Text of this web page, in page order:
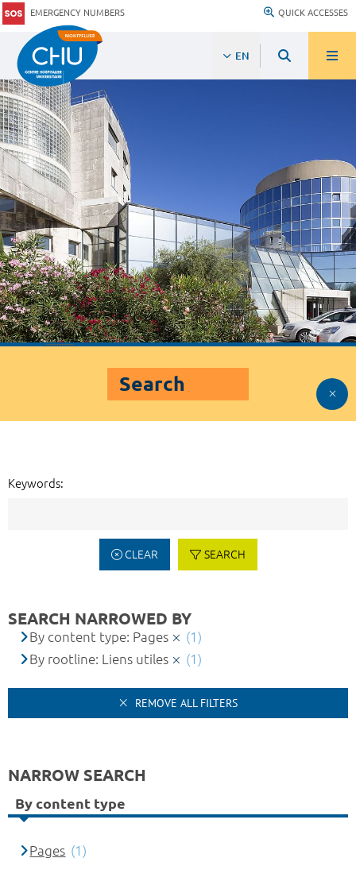
EMERGENCY NUMBERS QUICK ACCESSES
EN
Search
Keywords:
CLEAR SEARCH
SEARCH NARROWED BY
By content type: Pages
(1)
By rootline: Liens utiles
(1)
REMOVE ALL FILTERS
NARROW SEARCH
By content type
Pages (1)